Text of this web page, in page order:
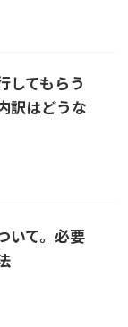
してもらう
訳はどうな
いて。必要